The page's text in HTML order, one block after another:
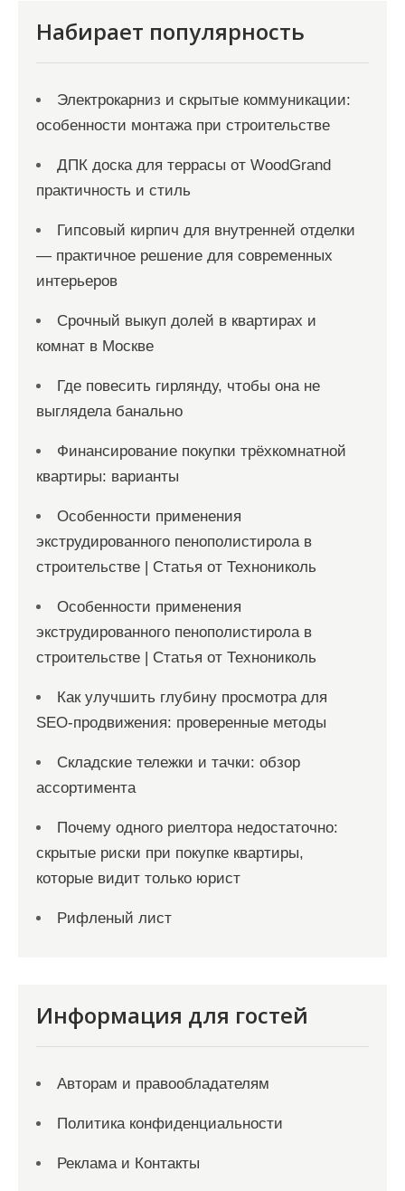
Набирает популярность
Электрокарниз и скрытые коммуникации:
особенности монтажа при строительстве
ДПК доска для террасы от WoodGrand
практичность и стиль
Гипсовый кирпич для внутренней отделки
— практичное решение для современных
интерьеров
Срочный выкуп долей в квартирах и
комнат в Москве
Где повесить гирлянду, чтобы она не
выглядела банально
Финансирование покупки трёхкомнатной
квартиры: варианты
Особенности применения
экструдированного пенополистирола в
строительстве | Статья от Технониколь
Особенности применения
экструдированного пенополистирола в
строительстве | Статья от Технониколь
Как улучшить глубину просмотра для
SEO-продвижения: проверенные методы
Складские тележки и тачки: обзор
ассортимента
Почему одного риелтора недостаточно:
скрытые риски при покупке квартиры,
которые видит только юрист
Рифленый лист
Информация для гостей
Авторам и правообладателям
Политика конфиденциальности
Реклама и Контакты